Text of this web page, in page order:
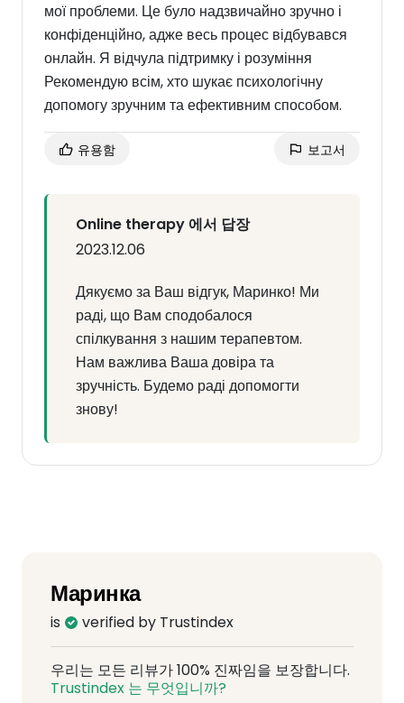
мої проблеми. Це було надзвичайно зручно і
конфіденційно, адже весь процес відбувався
онлайн. Я відчула підтримку і розуміння
Рекомендую всім, хто шукає психологічну
допомогу зручним та ефективним способом.
유용함 보고서
Online therapy 에서 답장
2023.12.06
Дякуємо за Ваш відгук, Маринко! Ми
раді, що Вам сподобалося
спілкування з нашим терапевтом.
Нам важлива Ваша довіра та
зручність. Будемо раді допомогти
знову!
Маринка
is verified by Trustindex
우리는 모든 리뷰가 100% 진짜임을 보장합니다.
Trustindex 는 무엇입니까?